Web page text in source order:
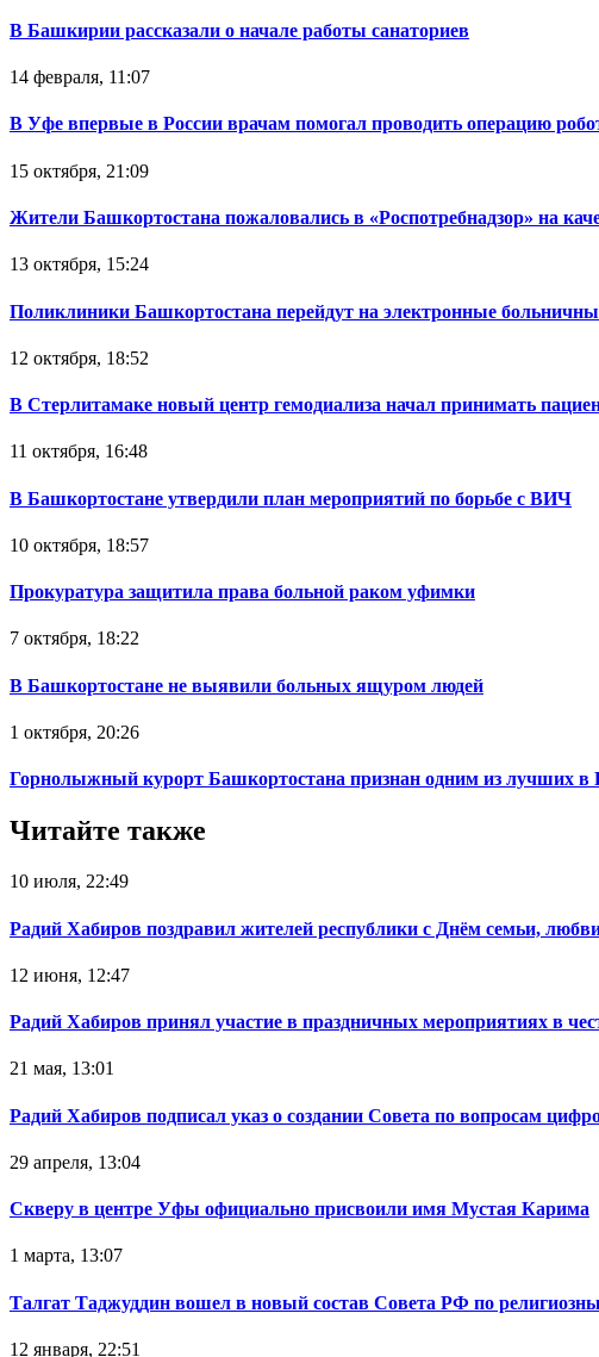
В Башкирии рассказали о начале работы санаториев
14 февраля, 11:07
В Уфе впервые в России врачам помогал проводить операцию
15 октября, 21:09
Жители Башкортостана пожаловались в «Роспотребнадзор» на
13 октября, 15:24
Поликлиники Башкортостана перейдут на электронные
12 октября, 18:52
В Стерлитамаке новый центр гемодиализа начал принимать
11 октября, 16:48
В Башкортостане утвердили план мероприятий по борьбе с ВИЧ
10 октября, 18:57
Прокуратура защитила права больной раком уфимки
7 октября, 18:22
В Башкортостане не выявили больных ящуром людей
1 октября, 20:26
Горнолыжный курорт Башкортостана признан одним из лучших в
Читайте также
10 июля, 22:49
Радий Хабиров поздравил жителей республики с Днём семьи,
12 июня, 12:47
Радий Хабиров принял участие в праздничных мероприятиях в
21 мая, 13:01
Радий Хабиров подписал указ о создании Совета по вопросам
29 апреля, 13:04
Скверу в центре Уфы официально присвоили имя Мустая Карима
1 марта, 13:07
Талгат Таджуддин вошел в новый состав Совета РФ по
12 января, 22:51